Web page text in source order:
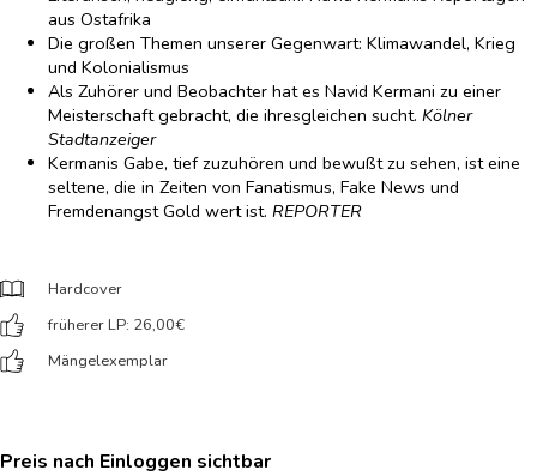
aus Ostafrika
Die großen Themen unserer Gegenwart: Klimawandel, Krieg
und Kolonialismus
Als Zuhörer und Beobachter hat es Navid Kermani zu einer
Meisterschaft gebracht, die ihresgleichen sucht. Kölner
Stadtanzeiger
Kermanis Gabe, tief zuzuhören und bewußt zu sehen, ist eine
seltene, die in Zeiten von Fanatismus, Fake News und
Fremdenangst Gold wert ist. REPORTER
Hardcover
früherer LP: 26,00€
Mängelexemplar
Preis nach Einloggen sichtbar